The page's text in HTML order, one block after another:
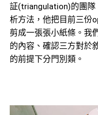
証(triangulation)的團隊
析方法，他把目前三份
剪成一張張小紙條。我
的內容、確認三方對於
的前提下分門別類。